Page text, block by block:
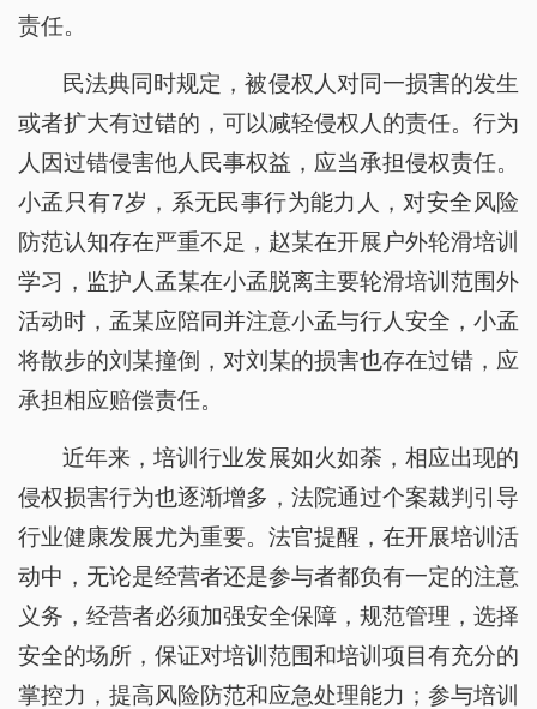
责任。
民法典同时规定，被侵权人对同一损害的发生
或者扩大有过错的，可以减轻侵权人的责任。行为
人因过错侵害他人民事权益，应当承担侵权责任。
小孟只有7岁，系无民事行为能力人，对安全风险
防范认知存在严重不足，赵某在开展户外轮滑培训
学习，监护人孟某在小孟脱离主要轮滑培训范围外
活动时，孟某应陪同并注意小孟与行人安全，小孟
将散步的刘某撞倒，对刘某的损害也存在过错，应
承担相应赔偿责任。
近年来，培训行业发展如火如荼，相应出现的
侵权损害行为也逐渐增多，法院通过个案裁判引导
行业健康发展尤为重要。法官提醒，在开展培训活
动中，无论是经营者还是参与者都负有一定的注意
义务，经营者必须加强安全保障，规范管理，选择
安全的场所，保证对培训范围和培训项目有充分的
掌控力，提高风险防范和应急处理能力；参与培训